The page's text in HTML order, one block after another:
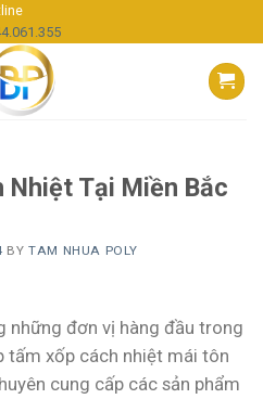
Nhiệt Tại Miền Bắc
BYTAM NHUA POLY
những đơn vị hàng đầu trong
tấm xốp cách nhiệt mái tôn
cung cấp các sản phẩm